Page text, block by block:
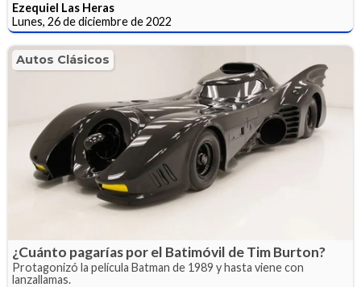
Ezequiel Las Heras
Lunes, 26 de diciembre de 2022
Autos Clásicos
¿Cuánto pagarías por el Batimóvil de Tim Burton?
Protagonizó la película Batman de 1989 y hasta viene con
lanzallamas.